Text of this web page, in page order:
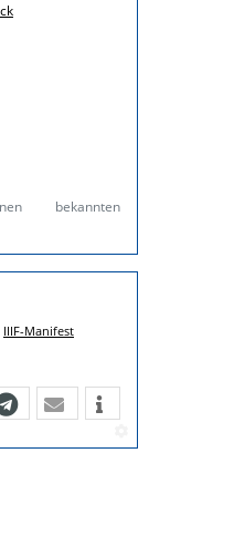
bekannten
IIIF-Manifest